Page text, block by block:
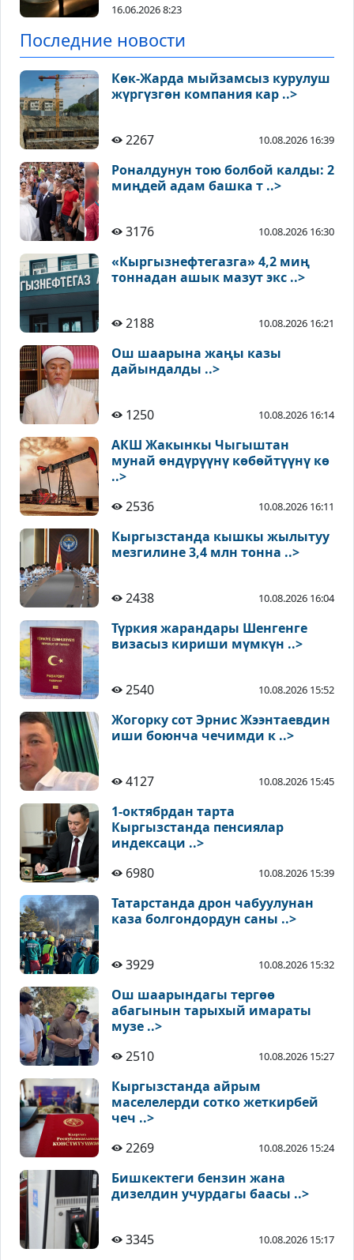
16.06.2026 8:23
Последние новости
Көк-Жарда мыйзамсыз курулуш
жүргүзгөн компания кар ..>
2267 10.08.2026 16:39
Роналдунун тою болбой калды: 2
миңдей адам башка т ..>
3176 10.08.2026 16:30
«Кыргызнефтегазга» 4,2 миң
тоннадан ашык мазут экс ..>
2188 10.08.2026 16:21
Ош шаарына жаңы казы
дайындалды ..>
1250 10.08.2026 16:14
АКШ Жакынкы Чыгыштан
мунай өндүрүүнү көбөйтүүнү кө
..>
2536
10.08.2026 16:11
Кыргызстанда кышкы жылытуу
мезгилине 3,4 млн тонна ..>
2438 10.08.2026 16:04
Түркия жарандары Шенгенге
визасыз кириши мүмкүн ..>
2540 10.08.2026 15:52
Жогорку сот Эрнис Жээнтаевдин
иши боюнча чечимди к ..>
4127 10.08.2026 15:45
1-октябрдан тарта
Кыргызстанда пенсиялар
индексаци ..>
6980
10.08.2026 15:39
Татарстанда дрон чабуулунан
каза болгондордун саны ..>
3929 10.08.2026 15:32
Ош шаарындагы тергөө
абагынын тарыхый имараты
музе ..>
2510
10.08.2026 15:27
Кыргызстанда айрым
маселелерди сотко жеткирбей
чеч ..>
2269
10.08.2026 15:24
Бишкектеги бензин жана
дизелдин учурдагы баасы ..>
3345 10.08.2026 15:17